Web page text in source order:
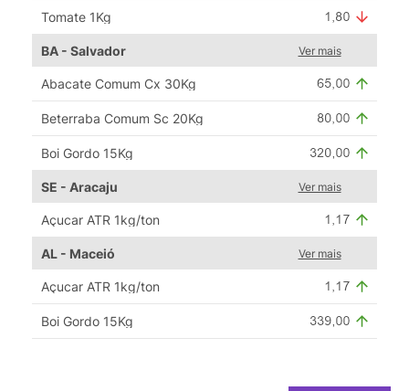
Tomate 1Kg
BA - Salvador Ver mais
Abacate Comum Cx 30Kg
Beterraba Comum Sc 20Kg
Boi Gordo 15Kg
SE - Aracaju Ver mais
Açucar ATR 1kg/ton
AL - Maceió Ver mais
Açucar ATR 1kg/ton
Boi Gordo 15Kg